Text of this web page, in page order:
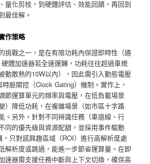
量化剪枝，到硬體評估、效能回饋，再回到
最佳解。
作策略
挑戰之一，是在有限功耗內保證即時性（通
體加速器若全速運轉，功耗往往超過車規
動散熱的10W以內），因此需引入動態電壓
脈閘控（Clock Gating）機制。實作上，
節運算單元的頻率與電壓，在低負載場景
）降低功耗，在複雜場景（如市區十字路
。另外，針對不同辨識任務（車道線、行
同的優先級與資源配額，並採用事件驅動
，只對感興趣區域（ROI）進行高解析度處
解析度或跳過，能進一步節省運算量。在即
速器需支援任務中斷與上下文切換，確保高